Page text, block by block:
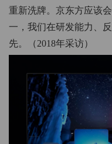
重新洗牌。京东方应该
一，我们在研发能力、
先。（2018年采访）